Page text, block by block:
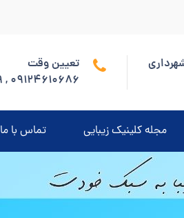
تعیین وقت
09124610686 , 09190695689
مجله کلینیک زیبایی تماس با ما